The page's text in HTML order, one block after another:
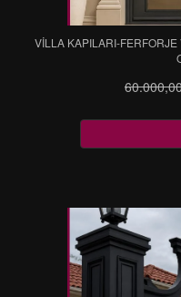
VİLLA KAPILARI-